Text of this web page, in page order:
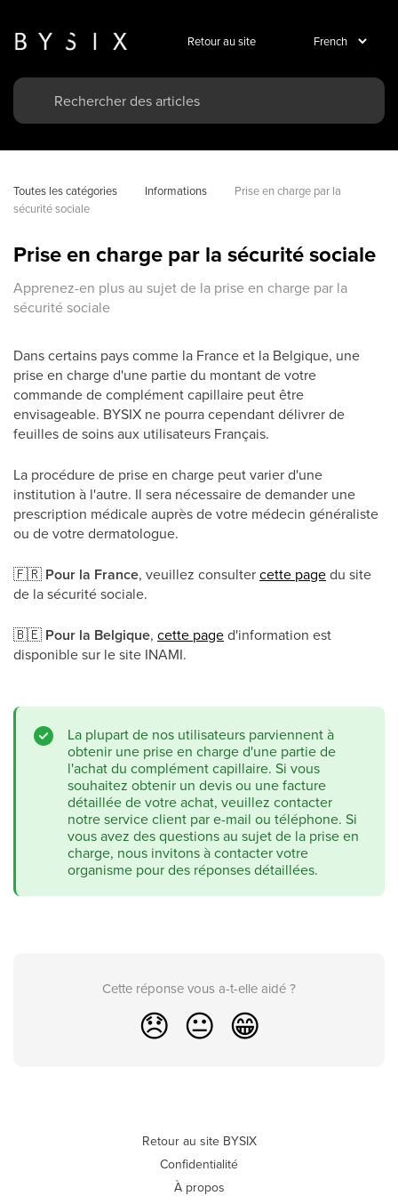
Retour au site
Toutes les catégories Informations
Prise en charge par la
sécurité sociale
Prise en charge par la sécurité sociale
Apprenez-en plus au sujet de la prise en charge par la
sécurité sociale
Dans certains pays comme la France et la Belgique, une
prise en charge d'une partie du montant de votre
commande de complément capillaire peut être
envisageable. BYSIX ne pourra cependant délivrer de
feuilles de soins aux utilisateurs Français.
La procédure de prise en charge peut varier d'une
institution à l'autre. Il sera nécessaire de demander une
prescription médicale auprès de votre médecin généraliste
ou de votre dermatologue.
🇫🇷 Pour la France, veuillez consultercette pagedu site
de la sécurité sociale.
🇧🇪 Pour la Belgique, cette paged'information est
disponible sur le site INAMI.
La plupart de nos utilisateurs parviennent à
obtenir une prise en charge d'une partie de
l'achat du complément capillaire. Si vous
souhaitez obtenir un devis ou une facture
détaillée de votre achat, veuillez contacter
notre service client par e-mail ou téléphone. Si
vous avez des questions au sujet de la prise en
charge, nous invitons à contacter votre
organisme pour des réponses détaillées.
Cette réponse vous a-t-elle aidé ?
😞 😐 😁
Retour au site BYSIX
Confidentialité
À propos